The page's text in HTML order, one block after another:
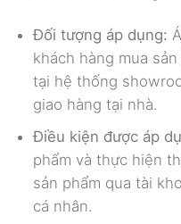
Đối tượng áp dụng:
khách hàng mua
tại hệ thống
giao hàng tại nhà.
Điều kiện được áp
phẩm và thực hiện
sản phẩm qua tài
cá nhân.